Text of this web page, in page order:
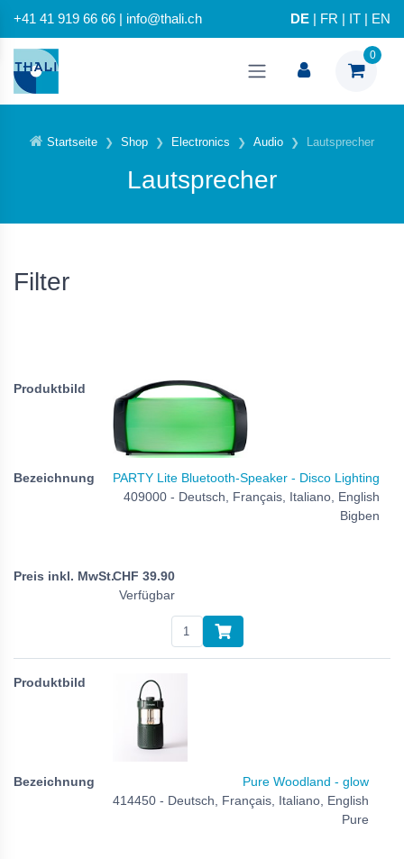
+41 41 919 66 66 | info@thali.ch DE FR IT EN
0
Startseite Shop Electronics Audio Lautsprecher
Lautsprecher
Filter
PARTY Lite Bluetooth-Speaker - Disco Lighting
409000 - Deutsch, Français, Italiano, English
Bigben
CHF 39.90
Verfügbar
Pure Woodland - glow
414450 - Deutsch, Français, Italiano, English
Pure